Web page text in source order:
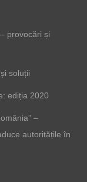
provocări și
soluții
ediția 2020
–
autoritățile în